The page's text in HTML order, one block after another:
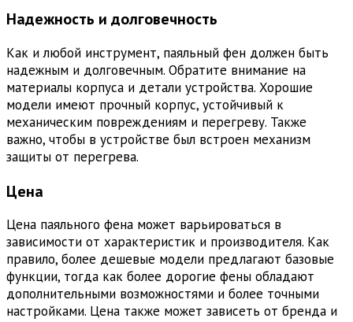
Надежность и долговечность
Как и любой инструмент, паяльный фен должен быть
надежным и долговечным. Обратите внимание на
материалы корпуса и детали устройства. Хорошие
модели имеют прочный корпус, устойчивый к
механическим повреждениям и перегреву. Также
важно, чтобы в устройстве был встроен механизм
защиты от перегрева.
Цена
Цена паяльного фена может варьироваться в
зависимости от характеристик и производителя. Как
правило, более дешевые модели предлагают базовые
функции, тогда как более дорогие фены обладают
дополнительными возможностями и более точными
настройками. Цена также может зависеть от бренда и